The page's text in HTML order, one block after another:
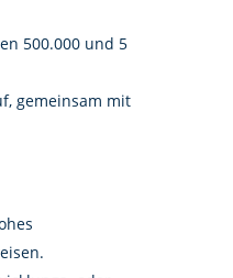
500.000 und 5
gemeinsam mit